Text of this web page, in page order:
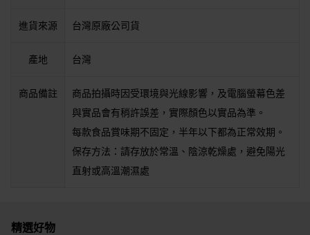
進貨來源 台灣原廠公司貨
產地 台灣
商品備註
商品拍攝時因受環境與光線影響，及電腦螢幕色差
與實品會有稍許誤差，實際顏色以實品為準。
每款食品賞味期不固定，半年以下都為正常效期。
保存方法：請存放於常溫、陰涼乾燥處，避免陽光
直射或高溫潮濕處
精選好物